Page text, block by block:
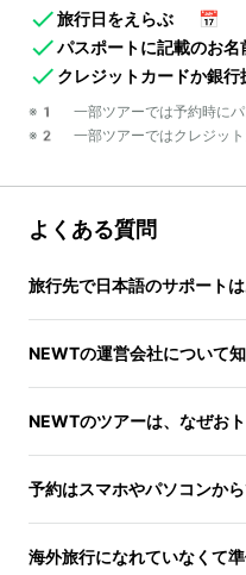
旅行日をえらぶ
📅
パスポートに記載のお名
クレジットカードか銀
※1 一部ツアーでは予約時にパ
※2 一部ツアーではクレジット
よくある質問
旅行先で日本語のサポート
NEWTの運営会社について
NEWTのツアーは、なぜお
予約はスマホやパソコンか
海外旅行になれていなくて